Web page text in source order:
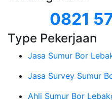
0821
Type Pekerjaan
Jasa Sumur Bor
Jasa Survey Sumur
Ahli Sumur Bor